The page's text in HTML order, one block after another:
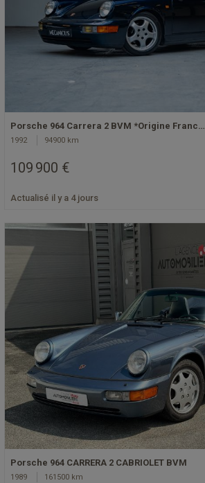
Porsche 964 Carrera 2 BVM *Origine Franc…
1992 94900 km
109 900 €
Actualisé il y a 4 jours
Porsche 964 CARRERA 2 CABRIOLET BVM
1989 161500 km